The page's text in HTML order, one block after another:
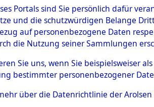
aus
aus
Land
Deutschland
60904
Portals sind Sie persönlich dafür
und die schutzwürdigen Belange
auf personenbezogene Daten
die Nutzung seiner Sammlungen
Sie uns, wenn Sie beispielsweiser
bestimmter personenbezogener
über die Datenrichtlinie der Arolsen